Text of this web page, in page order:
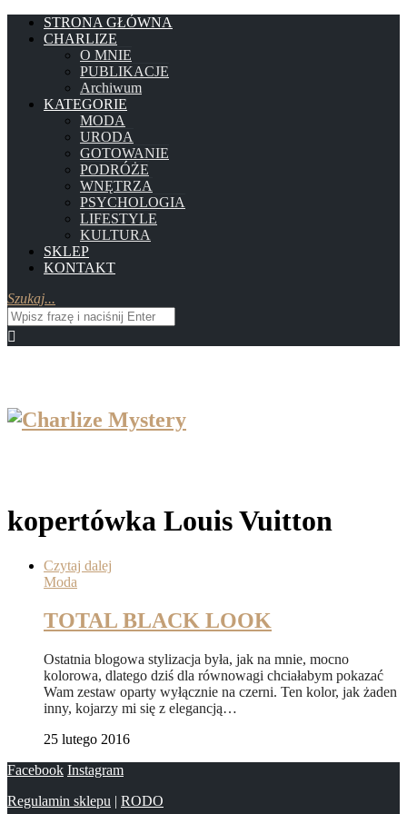
STRONA GŁÓWNA
CHARLIZE
O MNIE
PUBLIKACJE
Archiwum
KATEGORIE
MODA
URODA
GOTOWANIE
PODRÓŻE
WNĘTRZA
PSYCHOLOGIA
LIFESTYLE
KULTURA
SKLEP
KONTAKT
Szukaj...
kopertówka Louis Vuitton
Czytaj dalej
Moda
TOTAL BLACK LOOK
Ostatnia blogowa stylizacja była, jak na mnie, mocno
kolorowa, dlatego dziś dla równowagi chciałabym pokazać
Wam zestaw oparty wyłącznie na czerni. Ten kolor, jak żaden
inny, kojarzy mi się z elegancją…
25 lutego 2016
Facebook Instagram
Regulamin sklepu | RODO